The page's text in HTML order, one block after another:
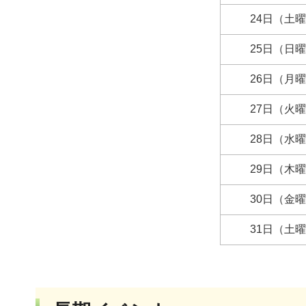
24日（土曜
25日（日曜
26日（月曜
27日（火曜
28日（水曜
29日（木曜
30日（金曜
31日（土曜